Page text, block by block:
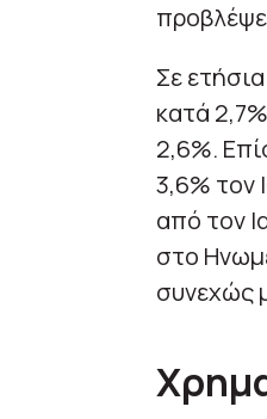
Σε
κατά
2,6%.
3,6% τον
από τον
στο
συνεχώς